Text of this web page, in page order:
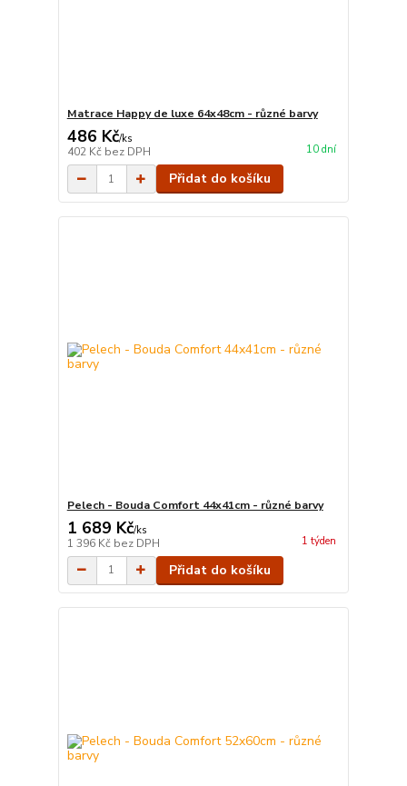
Matrace Happy de luxe 64x48cm - různé barvy
486 Kč/ks
402 Kč bez DPH 10 dní
Přidat do košíku
Pelech - Bouda Comfort 44x41cm - různé barvy
1 689 Kč/ks
1 396 Kč bez DPH 1 týden
Přidat do košíku